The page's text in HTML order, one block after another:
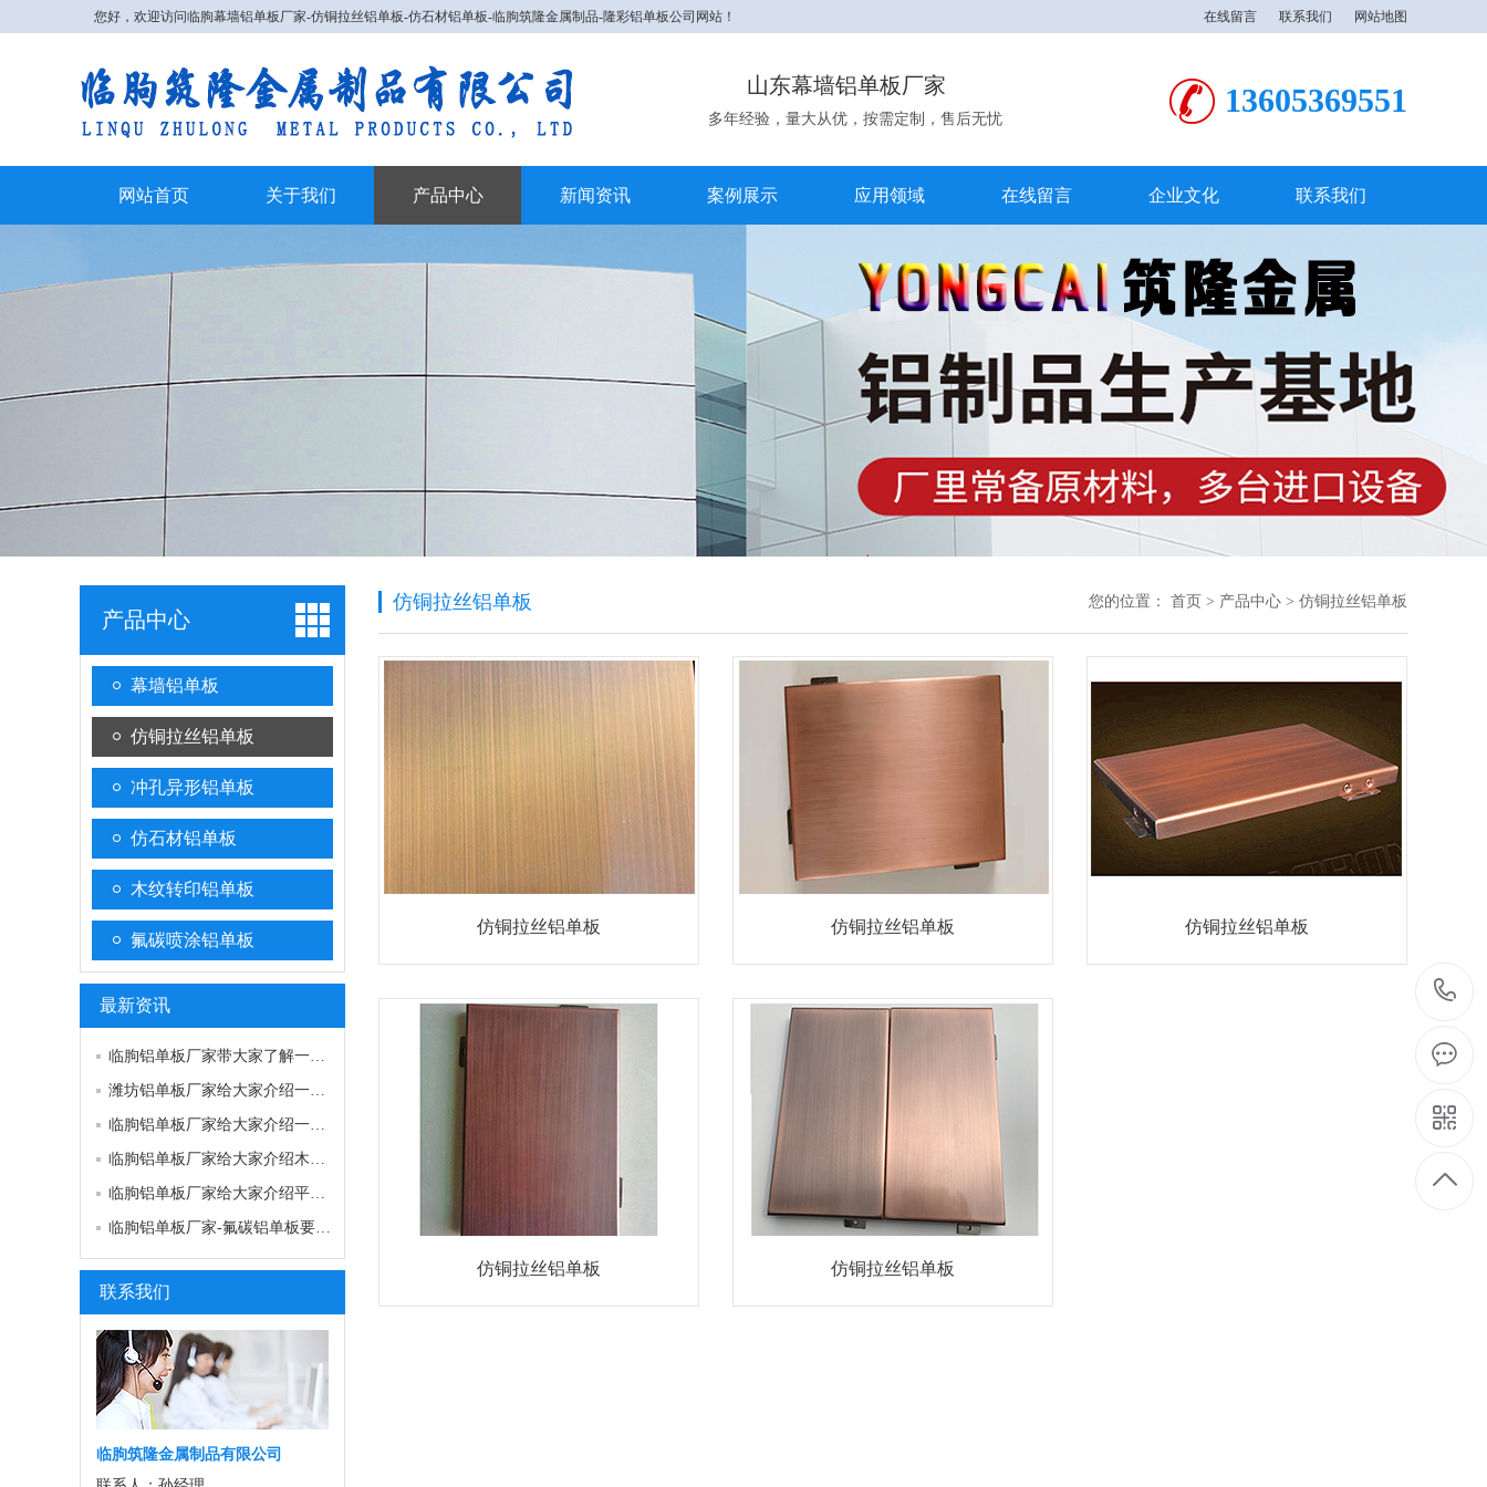
您好，欢迎访问临朐幕墙铝单板厂家-仿铜拉丝铝单板-仿石材铝单板-临朐筑隆金属制品-隆彩铝单板公司网站！ 在线留言 联系我们 网站地图
山东幕墙铝单板厂家
多年经验，量大从优，按需定制，售后无忧
13605369551
网站首页 关于我们 产品中心 新闻资讯 案例展示 应用领域 在线留言 企业文化 联系我们
产品中心
幕墙铝单板
仿铜拉丝铝单板
冲孔异形铝单板
仿石材铝单板
木纹转印铝单板
氟碳喷涂铝单板
最新资讯
临朐铝单板厂家带大家了解一下幕墙铝单板的安…
潍坊铝单板厂家给大家介绍一下铝单板喷涂产品…
临朐铝单板厂家给大家介绍一下铝单板焊接的注…
临朐铝单板厂家给大家介绍木纹铝单板的用途？…
临朐铝单板厂家给大家介绍平板类铝单板产品情…
临朐铝单板厂家-氟碳铝单板要如何来进行维护…
联系我们
临朐筑隆金属制品有限公司
仿铜拉丝铝单板 您的位置： 首页 > 产品中心 > 仿铜拉丝铝单板
仿铜拉丝铝单板 仿铜拉丝铝单板 仿铜拉丝铝单板
仿铜拉丝铝单板 仿铜拉丝铝单板